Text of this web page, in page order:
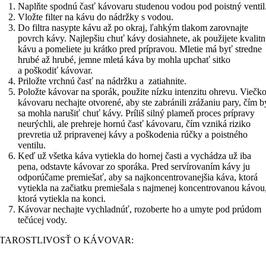
Naplňte spodnú časť kávovaru studenou vodou pod poistný
Vložte filter na kávu do nádržky s vodou.
Do filtra nasypte kávu až po okraj, ľahkým tlakom zarovnajte
povrch kávy. Najlepšiu chuť kávy dosiahnete, ak použijete
kávu a pomeliete ju krátko pred prípravou. Mletie má byť stredne
hrubé až hrubé, jemne mletá káva by mohla upchať sitko
a poškodiť kávovar.
Priložte vrchnú časť na nádržku a zatiahnite.
Položte kávovar na sporák, použite nízku intenzitu ohrevu.
kávovaru nechajte otvorené, aby ste zabránili zrážaniu pary, čím
sa mohla narušiť chuť kávy. Príliš silný plameň proces prípravy
neurýchli, ale prehreje hornú časť kávovaru, čím vzniká riziko
prevretia už pripravenej kávy a poškodenia rúčky a poistného
ventilu.
Keď už všetka káva vytiekla do hornej časti a vychádza už iba
pena, odstavte kávovar zo sporáka. Pred servírovaním kávy ju
odporúčame premiešať, aby sa najkoncentrovanejšia káva, ktorá
vytiekla na začiatku premiešala s najmenej koncentrovanou
ktorá vytiekla na konci.
Kávovar nechajte vychladnúť, rozoberte ho a umyte pod prúdom
tečúcej vody.
O KÁVOVAR: